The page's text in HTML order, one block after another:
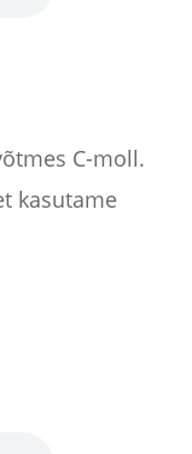
C-moll.
kasutame